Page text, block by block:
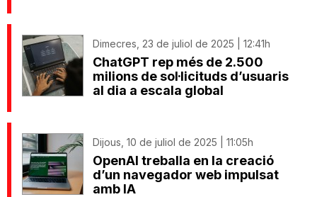
Dimecres, 23 de juliol de 2025 | 12:41h
ChatGPT rep més de 2.500
milions de sol·licituds d’usuaris
al dia a escala global
Dijous, 10 de juliol de 2025 | 11:05h
OpenAI treballa en la creació
d’un navegador web impulsat
amb IA